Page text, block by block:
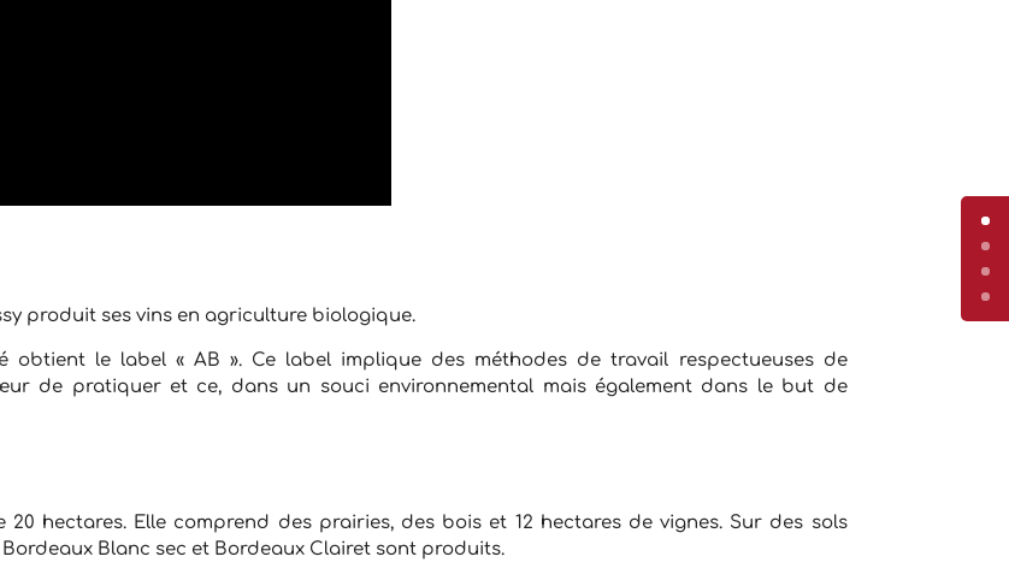
produit ses vins en agriculture biologique.
obtient le label « AB ». Ce label implique des méthodes de travail respectueuses de
de pratiquer et ce, dans un souci environnemental mais également dans le but de
hectares. Elle comprend des prairies, des bois et 12 hectares de vignes. Sur des sols
Blanc sec et Bordeaux Clairet sont produits.